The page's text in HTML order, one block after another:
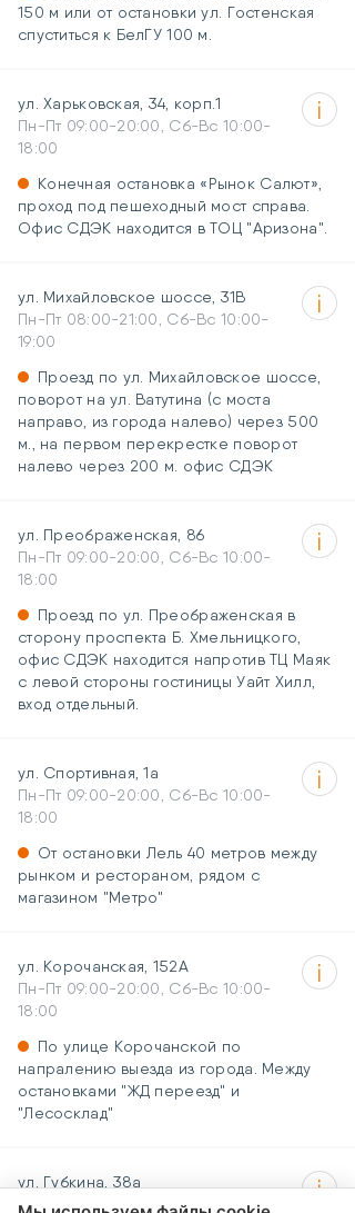
150 м или от остановки ул. Гостенская
спуститься к БелГУ 100 м.
ул. Харьковская, 34, корп.1
Пн-Пт 09:00-20:00, Сб-Вс 10:00-
18:00
Конечная остановка «Рынок Салют»,
проход под пешеходный мост справа.
Офис СДЭК находится в ТОЦ "Аризона".
ул. Михайловское шоссе, 31В
Пн-Пт 08:00-21:00, Сб-Вс 10:00-
19:00
Проезд по ул. Михайловское шоссе,
поворот на ул. Ватутина (с моста
направо, из города налево) через 500
м., на первом перекрестке поворот
налево через 200 м. офис СДЭК
ул. Преображенская, 86
Пн-Пт 09:00-20:00, Сб-Вс 10:00-
18:00
Проезд по ул. Преображенская в
сторону проспекта Б. Хмельницкого,
офис СДЭК находится напротив ТЦ Маяк
с левой стороны гостиницы Уайт Хилл,
вход отдельный.
ул. Спортивная, 1а
Пн-Пт 09:00-20:00, Сб-Вс 10:00-
18:00
От остановки Лель 40 метров между
рынком и рестораном, рядом с
магазином "Метро"
ул. Корочанская, 152А
Пн-Пт 09:00-20:00, Сб-Вс 10:00-
18:00
По улице Корочанской по
напралению выезда из города. Между
остановками "ЖД переезд" и
"Лесосклад"
ул. Губкина, 38а
Пн-Пт 09:00-20:00, Сб-Вс 10:00-